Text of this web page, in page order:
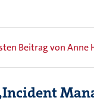
Beitrag von Anne